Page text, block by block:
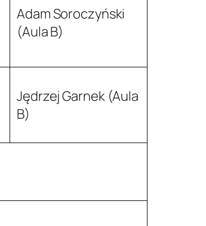
Adam Soroczyński
(Aula B)
Jędrzej Garnek (Aula
B)